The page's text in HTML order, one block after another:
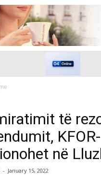
të
në
- January 15, 2022